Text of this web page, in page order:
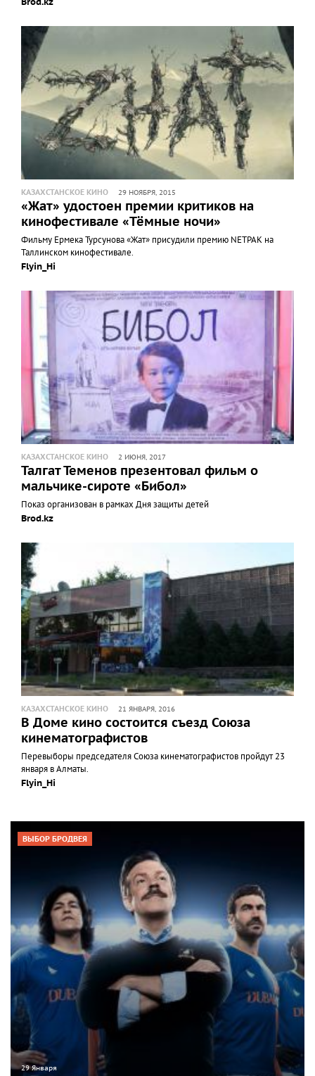
КАЗАХСТАНСКОЕ КИНО 29 НОЯБРЯ, 2015
«Жат» удостоен премии критиков на
кинофестивале «Тёмные ночи»
Фильму Ермека Турсунова «Жат» присудили премию NETPAK на
Таллинском кинофестивале.
Flyin_Hi
КАЗАХСТАНСКОЕ КИНО 2 ИЮНЯ, 2017
Талгат Теменов презентовал фильм о
мальчике-сироте «Бибол»
Показ организован в рамках Дня защиты детей
Brod.kz
КАЗАХСТАНСКОЕ КИНО 21 ЯНВАРЯ, 2016
В Доме кино состоится съезд Союза
кинематографистов
Перевыборы председателя Союза кинематографистов пройдут 23
января в Алматы.
Flyin_Hi
ВЫБОР БРОДВЕЯ
29 Января